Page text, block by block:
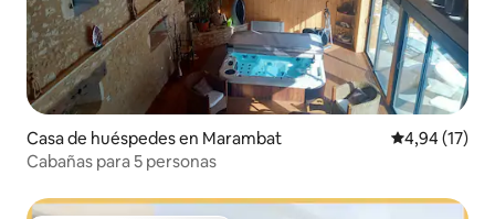
Casa de huéspedes en Marambat Calificación
4,94 (17)
Cabañas para 5 personas